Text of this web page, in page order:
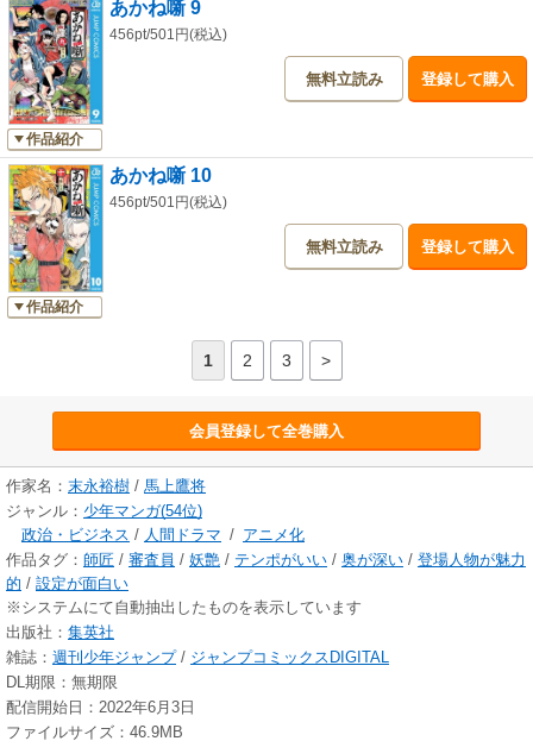
作品紹介
あかね噺 9
456pt/501円(税込)
無料立読み 登録して購入
作品紹介
あかね噺 10
456pt/501円(税込)
無料立読み 登録して購入
1 2 3 >
会員登録して全巻購入
作家名： 末永裕樹 / 馬上鷹将
ジャンル： 少年マンガ(54位)
政治・ビジネス / 人間ドラマ / アニメ化
作品タグ： 師匠 / 審査員 / 妖艶 / テンポがいい / 奥が深い / 登場人物が魅力
的 / 設定が面白い
※システムにて自動抽出したものを表示しています
出版社： 集英社
雑誌： 週刊少年ジャンプ/ ジャンプコミックスDIGITAL
DL期限：無期限
配信開始日：2022年6月3日
ファイルサイズ：46.9MB